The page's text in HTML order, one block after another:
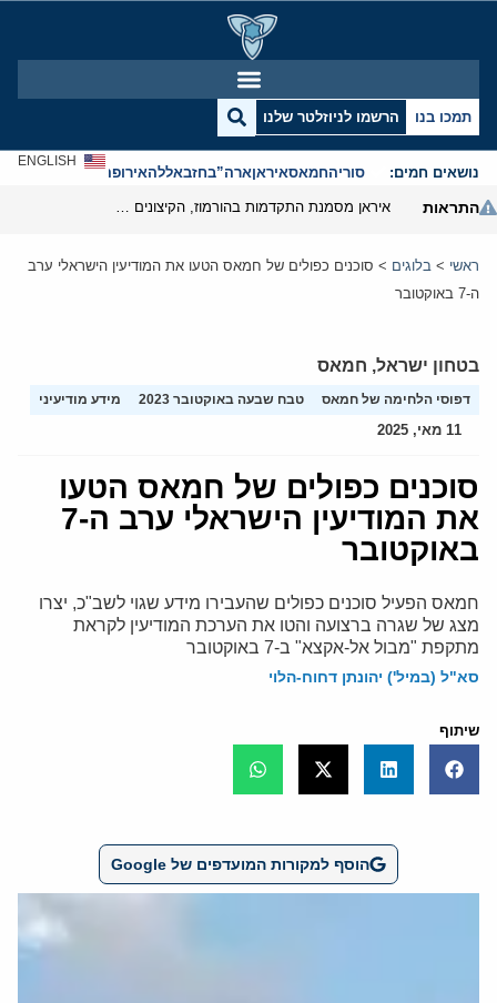
תמכו בנו הרשמו לניוזלטר שלנו
נושאים חמים: סוריהחמאסאיראןארה”בחזבאללהאירופהאנטישמיות
ENGLISH
התראות
ראשי > בלוגים > סוכנים כפולים של חמאס הטעו את המודיעין הישראלי ערב
ה-7 באוקטובר
בטחון ישראל, חמאס
דפוסי הלחימה של חמאס טבח שבעה באוקטובר 2023 מידע מודיעיני
11 מאי, 2025
סוכנים כפולים של חמאס הטעו
את המודיעין הישראלי ערב ה-7
באוקטובר
חמאס הפעיל סוכנים כפולים שהעבירו מידע שגוי לשב"כ, יצרו
מצג של שגרה ברצועה והטו את הערכת המודיעין לקראת
מתקפת "מבול אל-אקצא" ב-7 באוקטובר
סא"ל (במיל') יהונתן דחוח-הלוי
שיתוף
הוסף למקורות המועדפים של Google